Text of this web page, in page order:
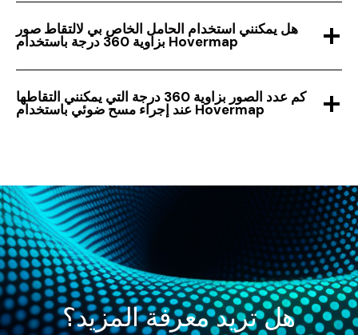
هل يمكنني استخدام الحامل الخاص بي لالتقاط صور
بزاوية 360 درجة باستخدام Hovermap
كم عدد الصور بزاوية 360 درجة التي يمكنني التقاطها
عند إجراء مسح ضوئي باستخدام Hovermap
هل تريد معرفة المزيد؟